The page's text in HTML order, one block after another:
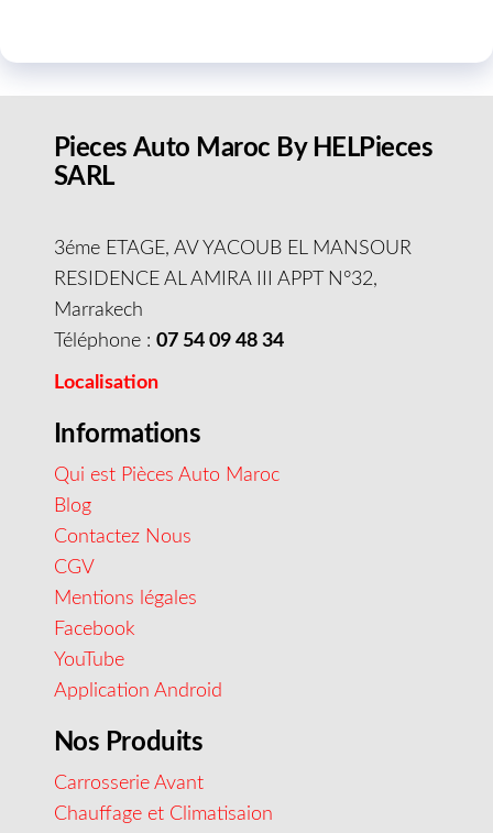
Pieces Auto Maroc By HELPieces
SARL
3éme ETAGE, AV YACOUB EL MANSOUR
RESIDENCE AL AMIRA III APPT N°32,
Marrakech
Téléphone : 07 54 09 48 34
Localisation
Informations
Qui est Pièces Auto Maroc
Blog
Contactez Nous
CGV
Mentions légales
Facebook
YouTube
Application Android
Nos Produits
Carrosserie Avant
Chauffage et Climatisaion